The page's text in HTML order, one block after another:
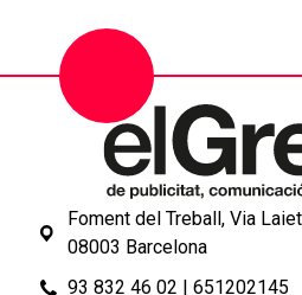
Foment del Treball, Via
08003 Barcelona
93 832 46 02 | 651202145